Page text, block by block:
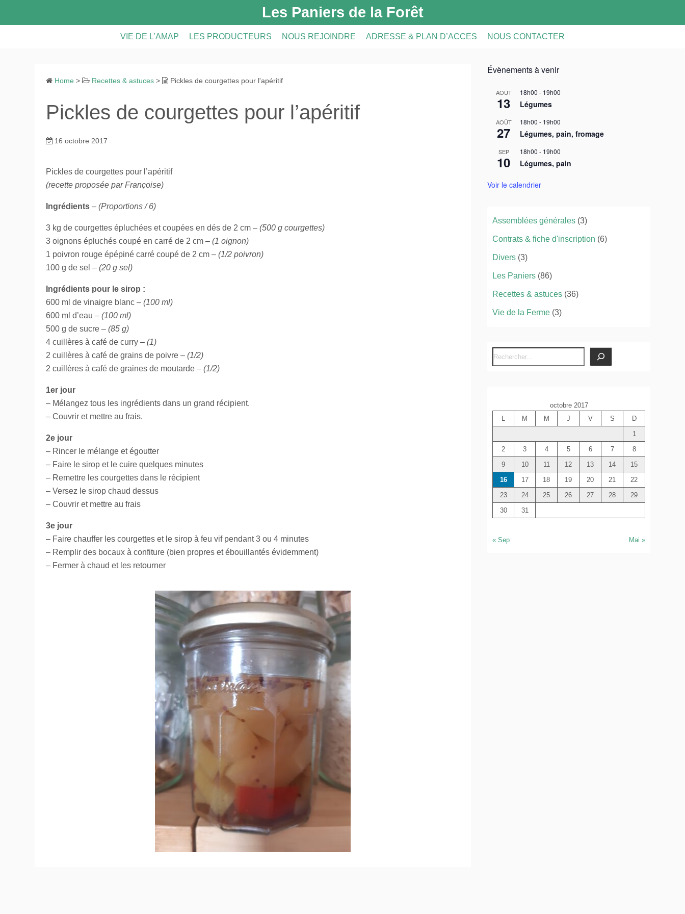
Les Paniers de la Forêt
VIE DE L’AMAP
CONTRATS & FICHE D’INSCRIPTION
ASSEMBLEES GENERALES
LES PRODUCTEURS
VIE DE LA FERME
NOUS REJOINDRE
INSCRIPTION À L’AMAP
LE RÉSEAU AMAP
ADRESSE & PLAN D’ACCES NOUS CONTACTER
Home > Recettes & astuces > Pickles de courgettes pour l'apéritif
Pickles de courgettes pour l’apéritif
16 octobre 2017
Pickles de courgettes pour l’apéritif
(recette proposée par Françoise)
Ingrédients – (Proportions / 6)
3 kg de courgettes épluchées et coupées en dés de 2 cm – (500 g courgettes)
3 oignons épluchés coupé en carré de 2 cm – (1 oignon)
1 poivron rouge épépiné carré coupé de 2 cm – (1/2 poivron)
100 g de sel – (20 g sel)
Ingrédients pour le sirop :
600 ml de vinaigre blanc – (100 ml)
600 ml d’eau – (100 ml)
500 g de sucre – (85 g)
4 cuillères à café de curry – (1)
2 cuillères à café de grains de poivre – (1/2)
2 cuillères à café de graines de moutarde – (1/2)
1er jour
– Mélangez tous les ingrédients dans un grand récipient.
– Couvrir et mettre au frais.
2e jour
– Rincer le mélange et égoutter
– Faire le sirop et le cuire quelques minutes
– Remettre les courgettes dans le récipient
– Versez le sirop chaud dessus
– Couvrir et mettre au frais
3e jour
– Faire chauffer les courgettes et le sirop à feu vif pendant 3 ou 4 minutes
– Remplir des bocaux à confiture (bien propres et ébouillantés évidemment)
– Fermer à chaud et les retourner
Évènements à venir
AOÛT
13
18h00 - 19h00
Légumes
AOÛT
27
18h00 - 19h00
Légumes, pain, fromage
SEP
10
18h00 - 19h00
Légumes, pain
Voir le calendrier
Assemblées générales (3)
Contrats & fiche d'inscription (6)
Divers (3)
Les Paniers (86)
Recettes & astuces (36)
Vie de la Ferme (3)
R
e
e
r
octobre 2017
L
M M J V S
D
1
2
3 4 5 6 7
8
9
10 11 12 13 14
15
16
17 18 19 20 21
22
23
24 25 26 27 28
29
30
31
« Sep Mai »